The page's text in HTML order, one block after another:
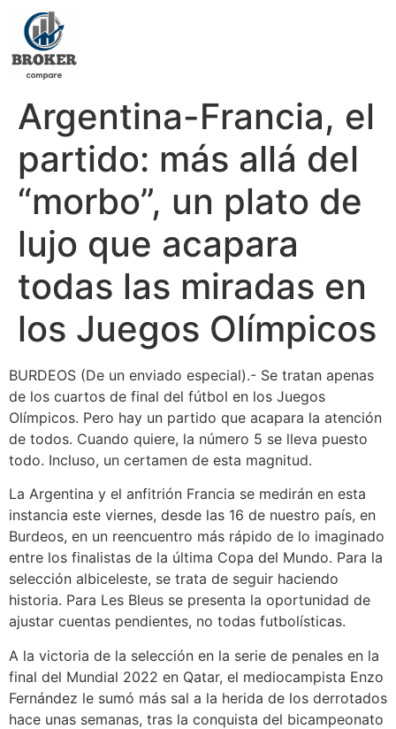
Argentina-Francia, el
partido: más allá del
“morbo”, un plato de
lujo que acapara
todas las miradas en
los Juegos Olímpicos
BURDEOS (De un enviado especial).- Se tratan apenas
de los cuartos de final del fútbol en los Juegos
Olímpicos. Pero hay un partido que acapara la atención
de todos. Cuando quiere, la número 5 se lleva puesto
todo. Incluso, un certamen de esta magnitud.
La Argentina y el anfitrión Francia se medirán en esta
instancia este viernes, desde las 16 de nuestro país, en
Burdeos, en un reencuentro más rápido de lo imaginado
entre los finalistas de la última Copa del Mundo. Para la
selección albiceleste, se trata de seguir haciendo
historia. Para Les Bleus se presenta la oportunidad de
ajustar cuentas pendientes, no todas futbolísticas.
A la victoria de la selección en la serie de penales en la
final del Mundial 2022 en Qatar, el mediocampista Enzo
Fernández le sumó más sal a la herida de los derrotados
hace unas semanas, tras la conquista del bicampeonato